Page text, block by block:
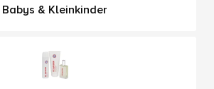
Babys & Kleinkinder